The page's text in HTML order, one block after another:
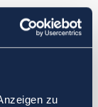
zu